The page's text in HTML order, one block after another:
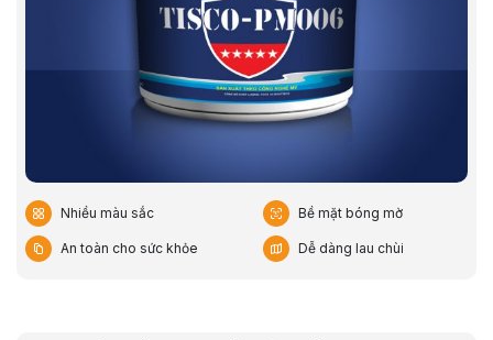
Nhiều màu sắc Bề mặt bóng mờ
An toàn cho sức khỏe Dễ dàng lau chùi